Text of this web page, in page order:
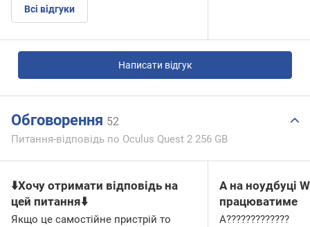
Всі відгуки
Написати відгук
Обговорення 52
Питання-відповідь по Oculus Quest 2 256 GB
⬇️Хочу отримати відповідь на
цей питання⬇️
Якщо це самостійне пристрій то
А на ноудбуці
працюватиме
А?????????????